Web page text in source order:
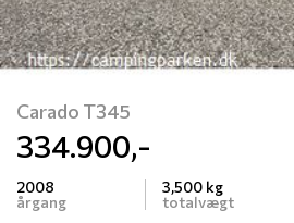
Carado T345
334.900,-
2008
årgang
3,500 kg
totalvægt